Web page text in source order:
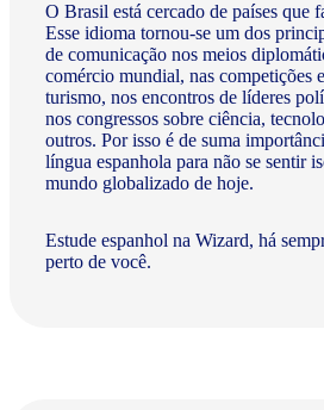
O Brasil está cercado de países que
Esse idioma tornou-se um dos
de comunicação nos meios
comércio mundial, nas competições
turismo, nos encontros de líderes
nos congressos sobre ciência,
outros. Por isso é de suma
língua espanhola para não se sentir
mundo globalizado de hoje.
Estude espanhol na Wizard, há
perto de você.